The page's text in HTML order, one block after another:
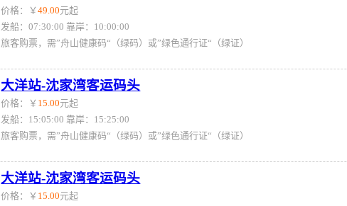
价格：￥49.00元起
发船：07:30:00 靠岸：10:00:00
旅客购票，需”舟山健康码“（绿码）或”绿色通行证“（绿证）
大洋站-沈家湾客运码头
价格：￥ 15.00元起
发船：15:05:00 靠岸：15:25:00
旅客购票，需”舟山健康码“（绿码）或”绿色通行证“（绿证）
大洋站-沈家湾客运码头
价格：￥ 15.00元起